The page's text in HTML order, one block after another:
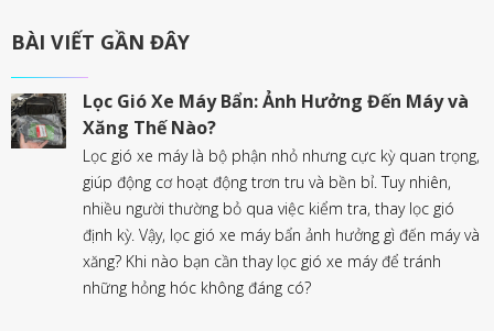
BÀI VIẾT GẦN ĐÂY
Lọc Gió Xe Máy Bẩn: Ảnh Hưởng Đến Máy và
Xăng Thế Nào?
Lọc gió xe máy là bộ phận nhỏ nhưng cực kỳ quan trọng,
giúp động cơ hoạt động trơn tru và bền bỉ. Tuy nhiên,
nhiều người thường bỏ qua việc kiểm tra, thay lọc gió
định kỳ. Vậy, lọc gió xe máy bẩn ảnh hưởng gì đến máy và
xăng? Khi nào bạn cần thay lọc gió xe máy để tránh
những hỏng hóc không đáng có?